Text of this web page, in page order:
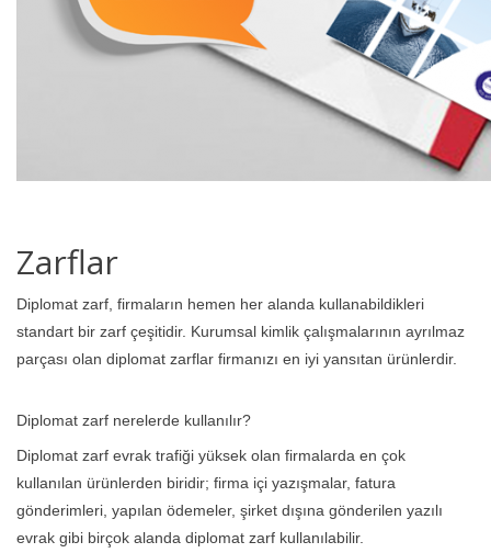
Zarflar
Diplomat zarf, firmaların hemen her alanda kullanabildikleri
standart bir zarf çeşitidir. Kurumsal kimlik çalışmalarının ayrılmaz
parçası olan diplomat zarflar firmanızı en iyi yansıtan ürünlerdir.
Diplomat zarf nerelerde kullanılır?
Diplomat zarf evrak trafiği yüksek olan firmalarda en çok
kullanılan ürünlerden biridir; firma içi yazışmalar, fatura
gönderimleri, yapılan ödemeler, şirket dışına gönderilen yazılı
evrak gibi birçok alanda diplomat zarf kullanılabilir.